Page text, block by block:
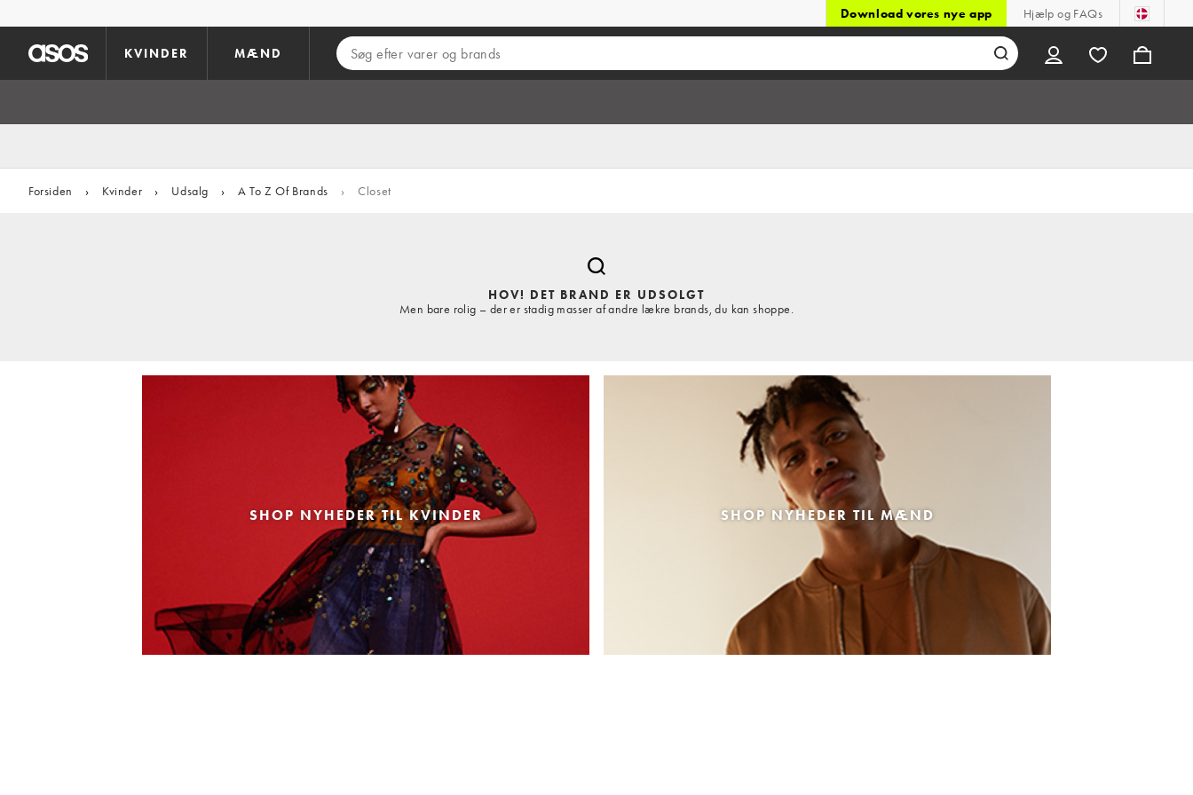
Download vores nye app Hjælp og FAQs
KVINDER MÆND
Forsiden › Kvinder › Udsalg › A To Z Of Brands › Closet
HOV! DET BRAND ER UDSOLGT
Men bare rolig – der er stadig masser af andre lækre brands, du kan shoppe.
SHOP NYHEDER TIL KVINDER SHOP NYHEDER TIL MÆND